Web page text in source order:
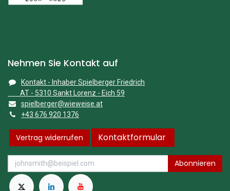
Nehmen Sie Kontakt auf
Kontakt - Inhaber Spielberger Friedrich
AT - 5310 Sankt Lorenz - Eich 59
spielberger@wieweise.at
+43 676 920 1376
Vertrag widerrufen Kontaktformular
Abonnieren